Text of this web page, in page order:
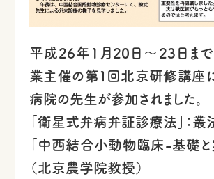
平成26年1月20日～23日まで
業主催の第１回北京研修講座
病院の先生が参加されました。
「衛星式弁病弁証診療法」：
「中西結合小動物臨床-基礎と
（北京農学院教授）